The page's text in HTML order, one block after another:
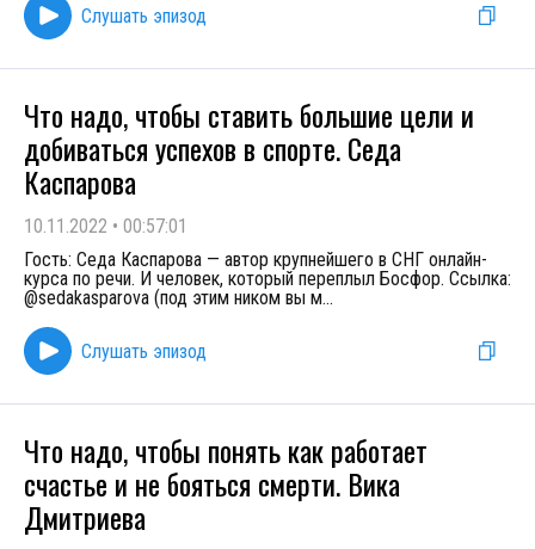
Слушать эпизод
Что надо, чтобы ставить большие цели и
добиваться успехов в спорте. Седа
Каспарова
10.11.2022 • 00:57:01
Гость: Седа Каспарова — автор крупнейшего в СНГ онлайн-
курса по речи. И человек, который переплыл Босфор. Ссылка:
@sedakasparova (под этим ником вы м...
Слушать эпизод
Что надо, чтобы понять как работает
счастье и не бояться смерти. Вика
Дмитриева